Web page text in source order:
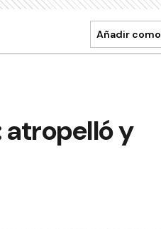
Añadir
atropelló y